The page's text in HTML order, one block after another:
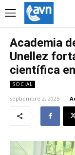
Academia
Unellez
científica
SOCIAL
septiembre 2, 2025